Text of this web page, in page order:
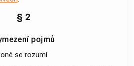
§ 2
pojmů
se rozumí